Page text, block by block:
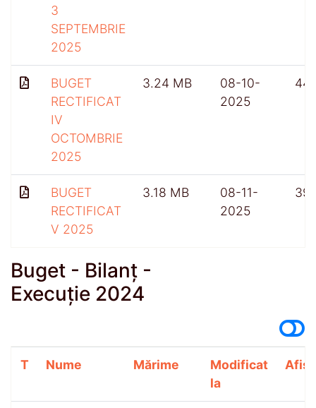
3
SEPTEMBRIE
2025
BUGET
RECTIFICAT
IV
OCTOMBRIE
2025
3.24 MB
08-10-
2025
BUGET
RECTIFICAT
V 2025
3.18 MB
08-11-
2025
Buget - Bilanț -
Execuție 2024
T Nume Mărime
Modificat
la